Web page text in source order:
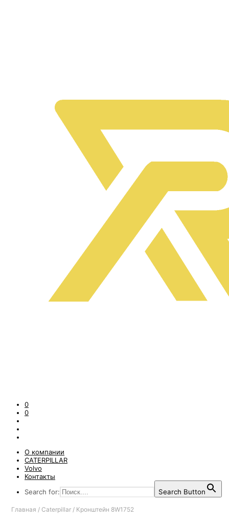
0
0
О компании
CATERPILLAR
Volvo
Контакты
Search for:
Search Button
Главная / Caterpillar / Кронштейн 8W1752